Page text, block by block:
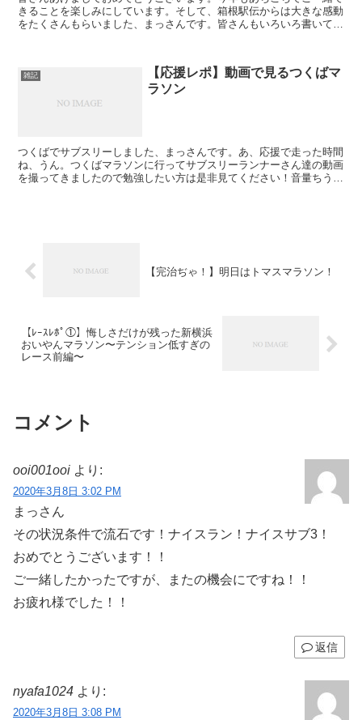
きることを楽しみにしています。そして、箱根駅伝からは大きな感動
をたくさんもらいました、まっさんです。皆さんもいろいろ書いてま
雑記
【応援レポ】動画で見るつくばマ
ラソン
つくばでサブスリーしました、まっさんです。あ、応援で走った時間
ね、うん。つくばマラソンに行ってサブスリーランナーさん達の動画
を撮ってきましたので勉強したい方は是非見てください！音量ちう
【完治ぢゃ！】明日はトマスマラソン！
【ﾚｰｽﾚﾎﾟ①】悔しさだけが残った新横浜
おいやんマラソン〜テンション低すぎの
レース前編〜
コメント
ooi001ooi より:
2020年3月8日 3:02 PM
まっさん
その状況条件で流石です！ナイスラン！ナイスサブ3！
おめでとうございます！！
ご一緒したかったですが、またの機会にですね！！
お疲れ様でした！！
返信
nyafa1024 より:
2020年3月8日 3:08 PM